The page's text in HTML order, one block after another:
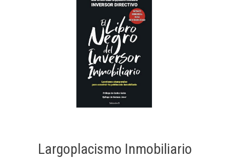
Largoplacismo Inmobiliario